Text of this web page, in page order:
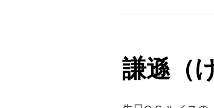
謙遜（